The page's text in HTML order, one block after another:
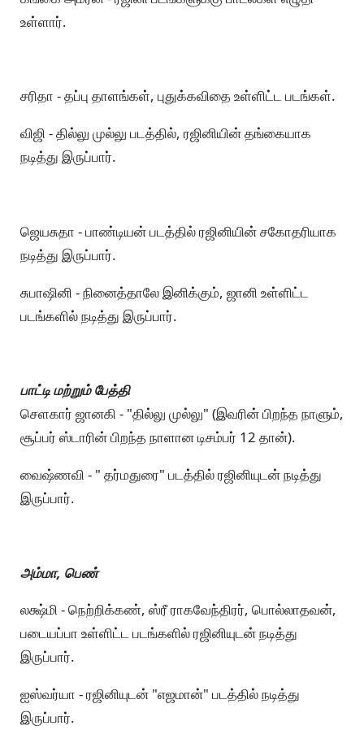
உள்ளார்.
சரிதா - தப்பு தாளங்கள், புதுக்கவிதை உள்ளிட்ட படங்கள்.
விஜி - தில்லு முல்லு படத்தில், ரஜினியின் தங்கையாக
நடித்து இருப்பார்.
ஜெயசுதா - பாண்டியன் படத்தில் ரஜினியின் சகோதரியாக
நடித்து இருப்பார்.
சுபாஷினி - நினைத்தாலே இனிக்கும், ஜானி உள்ளிட்ட
படங்களில் நடித்து இருப்பார்.
பாட்டி மற்றும் பேத்தி
செளகார் ஜானகி - "தில்லு முல்லு" (இவரின் பிறந்த நாளும்,
சூப்பர் ஸ்டாரின் பிறந்த நாளான டிசம்பர் 12 தான்).
வைஷ்ணவி - " தர்மதுரை" படத்தில் ரஜினியுடன் நடித்து
இருப்பார்.
அம்மா, பெண்
லக்ஷ்மி - நெற்றிக்கண், ஸ்ரீ ராகவேந்திரர், பொல்லாதவன்,
படையப்பா உள்ளிட்ட படங்களில் ரஜினியுடன் நடித்து
இருப்பார்.
ஐஸ்வர்யா - ரஜினியுடன் "எஜமான்" படத்தில் நடித்து
இருப்பார்.